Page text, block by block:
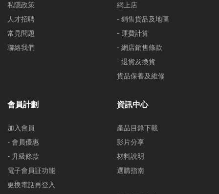
私隱政策
人才招聘
常見問題
聯絡我們
網上店
- 銷售貨品及地區
- 運費計算
- 網店銷售條款
- 退貨及換貨
貨品保養及維修
會員計劃
加入會員
- 會員優惠
- 升級條款
電子會員証功能
更換電話再登入
資訊中心
產品目錄下載
影片分享
材料說明
選購指南